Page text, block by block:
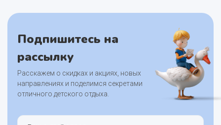
Подпишитесь на
рассылку
Расскажем о скидках и акциях, новых
направлениях и поделимся секретами
отличного детского отдыха.